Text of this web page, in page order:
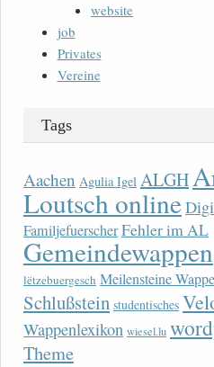
website
job
Privates
Vereine
Tags
Aachen Agulia Igel ALGH
Loutsch online
FamiljefuerscherFehler im AL
Gemeindewappen
lëtzebuergesch Meilensteine
Schlußstein studentisches
Wappenlexikon wiesel.lu
Theme